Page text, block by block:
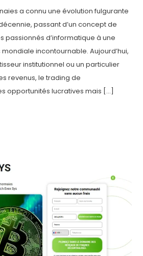
a connu une évolution fulgurante
passant d’un concept de
passionnés d’informatique à une
incontournable. Aujourd’hui,
institutionnel ou un particulier
revenus, le trading de
opportunités lucratives mais […]